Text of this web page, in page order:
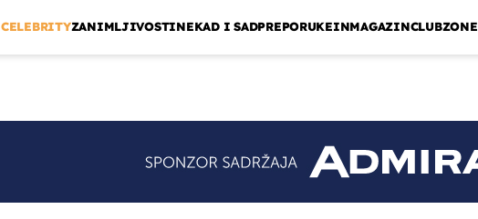
CELEBRITYZANIMLJIVOSTINEKAD I SADPREPORUKEINMAGAZINCLUBZONE